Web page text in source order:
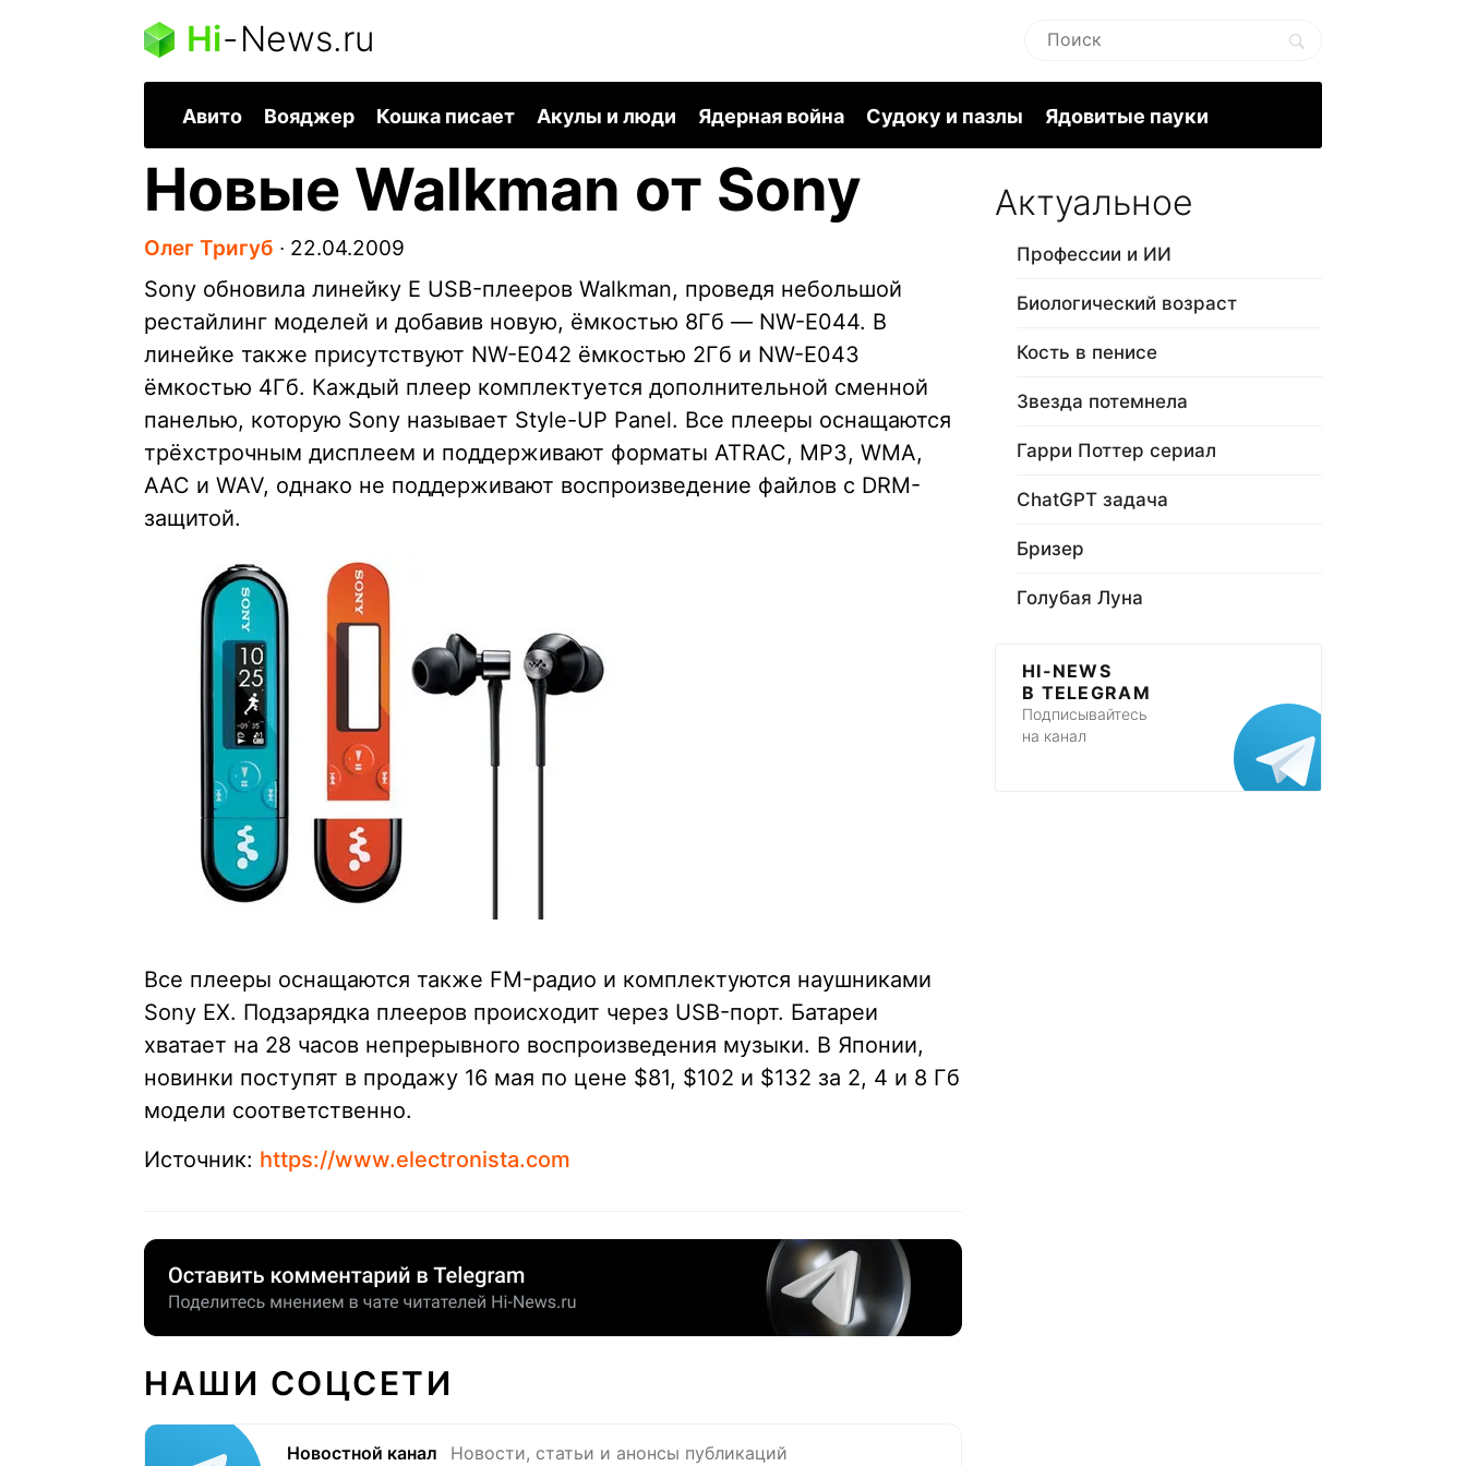
Hi-News.ru
Авито Вояджер Кошка писает Акулы и люди Ядерная война Судоку и пазлы Ядовитые пауки
Новые Walkman от Sony
Олег Тригуб ∙ 22.04.2009
Sony обновила линейку E USB-плееров Walkman, проведя небольшой
рестайлинг моделей и добавив новую, ёмкостью 8Гб — NW-E044. В
линейке также присутствуют NW-E042 ёмкостью 2Гб и NW-E043
ёмкостью 4Гб. Каждый плеер комплектуется дополнительной сменной
панелью, которую Sony называет Style-UP Panel. Все плееры оснащаются
трёхстрочным дисплеем и поддерживают форматы ATRAC, MP3, WMA,
AAC и WAV, однако не поддерживают воспроизведение файлов с DRM-
защитой.
Все плееры оснащаются также FM-радио и комплектуются наушниками
Sony EX. Подзарядка плееров происходит через USB-порт. Батареи
хватает на 28 часов непрерывного воспроизведения музыки. В Японии,
новинки поступят в продажу 16 мая по цене $81, $102 и $132 за 2, 4 и 8 Гб
модели соответственно.
Источник: https://www.electronista.com
НАШИ СОЦСЕТИ
Новостной канал Новости, статьи и анонсы публикаций
Актуальное
Профессии и ИИ
Биологический возраст
Кость в пенисе
Звезда потемнела
Гарри Поттер сериал
ChatGPT задача
Бризер
Голубая Луна
HI-NEWS
В TELEGRAM
Подписывайтесь
на канал